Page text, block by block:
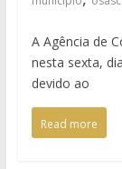
A Agência de
nesta sexta,
devido ao
Read more